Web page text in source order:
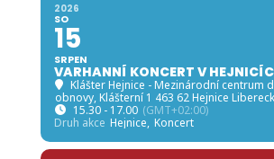
2026
SO
15
SRPEN
VARHANNÍ KONCERT V
Klášter Hejnice - Mezinárodní centrum
obnovy, Klášterní 1 463 62 Hejnice
15.30 - 17.00 (GMT+02:00)
Druh akce Hejnice, Koncert